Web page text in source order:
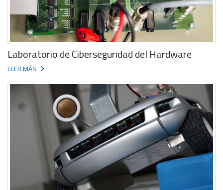
Laboratorio de Ciberseguridad del Hardware
LEER MÁS